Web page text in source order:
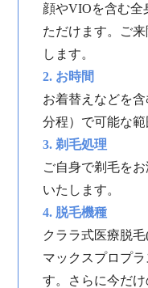
顔やVIOを含む全
ただけます。ご
します。
2. お時間
お着替えなどを
分程）で可能な範
3. 剃⽑処理
ご⾃⾝で剃⽑を
いたします。
4. 脱⽑機種
クララ式医療脱
マックスプロプ
す。さらに今だ